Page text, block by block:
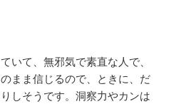
いて、無邪気で素直な人で、
まま信じるので、ときに、だ
しそうです。洞察力やカンは